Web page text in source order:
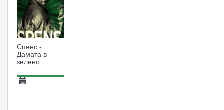
Спенс -
Дамата в
зелено